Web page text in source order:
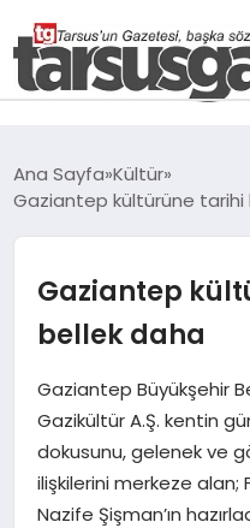
SPOR
ASAYIŞ
DÜNYA
SIYASET
EKONOMI
Ana Sayfa Kültür
Gaziantep kültürüne tarihi
Gaziantep
bellek daha
Gaziantep Büyükşehir
Gazikültür A.Ş. kentin
dokusunu, gelenek ve
ilişkilerini merkeze
Nazife Şişman’ın